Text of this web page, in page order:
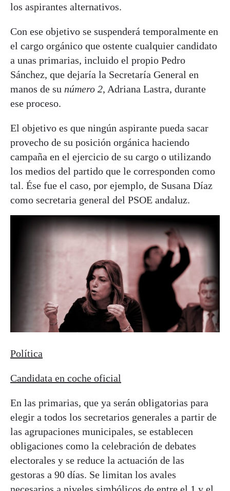
los aspirantes alternativos.
Con ese objetivo se suspenderá temporalmente en
el cargo orgánico que ostente cualquier candidato
a unas primarias, incluido el propio Pedro
Sánchez, que dejaría la Secretaría General en
manos de su número 2, Adriana Lastra, durante
ese proceso.
El objetivo es que ningún aspirante pueda sacar
provecho de su posición orgánica haciendo
campaña en el ejercicio de su cargo o utilizando
los medios del partido que le corresponden como
tal. Ése fue el caso, por ejemplo, de Susana Díaz
como secretaria general del PSOE andaluz.
Política
Candidata en coche oficial
En las primarias, que ya serán obligatorias para
elegir a todos los secretarios generales a partir de
las agrupaciones municipales, se establecen
obligaciones como la celebración de debates
electorales y se reduce la actuación de las
gestoras a 90 días. Se limitan los avales